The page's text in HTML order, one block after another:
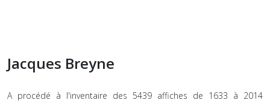
Jacques Breyne
A procédé à l'inventaire des 5439 affiches de 1633 à 2014